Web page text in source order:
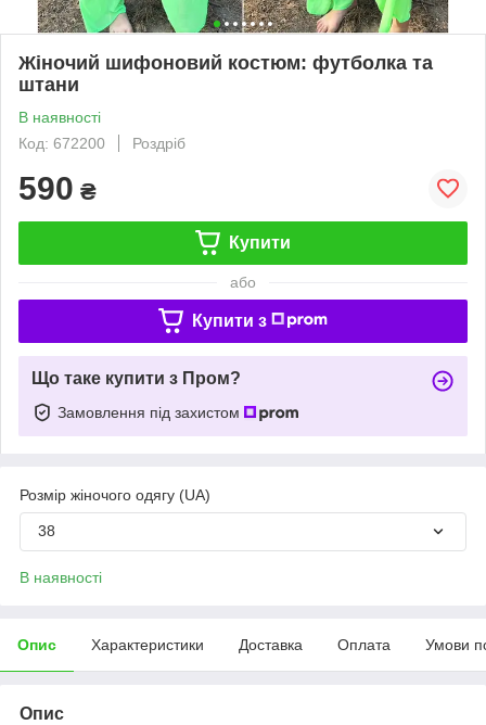
Жіночий шифоновий костюм: футболка та
штани
В наявності
Код: 672200
Роздріб
590 ₴
Купити
або
Купити з
Що таке купити з Пром?
Замовлення під захистом
Розмір жіночого одягу (UA)
38
В наявності
Опис Характеристики Доставка Оплата Умови
Опис